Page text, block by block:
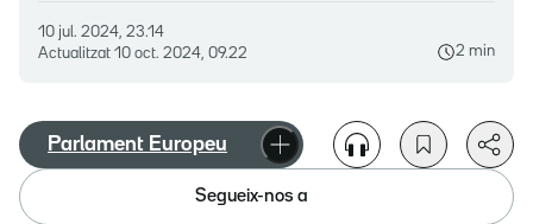
10 jul. 2024, 23.14
Actualitzat 10 oct. 2024, 09.22 2 min
Parlament Europeu
Segueix-nos a